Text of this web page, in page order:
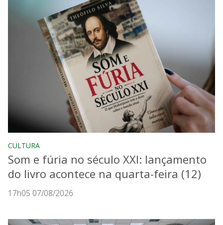
CULTURA
Som e fúria no século XXI: lançamento
do livro acontece na quarta-feira (12)
17h05 07/08/2026